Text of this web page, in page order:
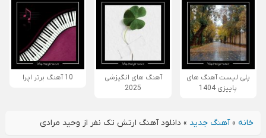
پلی لیست آهنگ های
پاییزی 1404
آهنگ های انگیزشی
2025
10 آهنگ برتر اپرا
خانه»آهنگ جدید » دانلود آهنگ ارتش تک نفر از وحید مرادی